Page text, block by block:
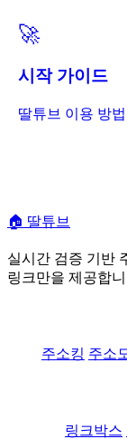
🚀
시작 가이드
딸튜브 이용 방
🏠 딸튜브
실시간 검증 기반
링크만을 제공합
주소킹 주소
링크박스